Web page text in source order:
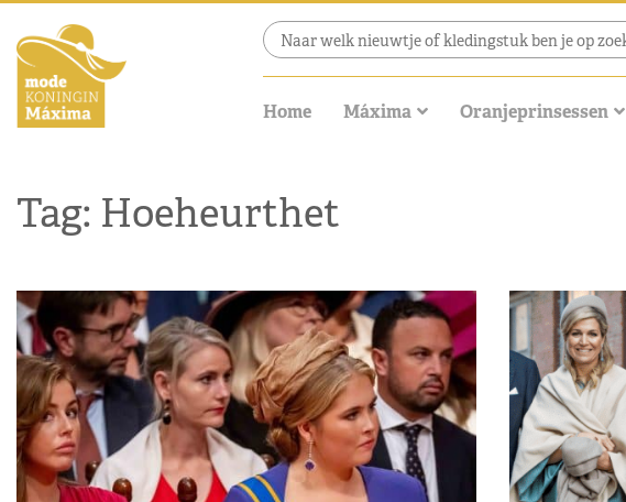
Home Máxima Oranjeprinsessen
Tag: Hoeheurthet